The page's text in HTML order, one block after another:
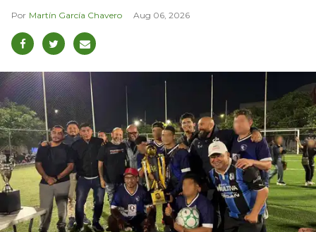
Martín García Chavero Aug 06, 2026